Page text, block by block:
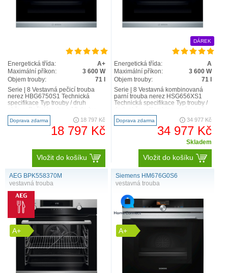
Energetická třída:
A+
Maximální příkon:
3 600 W
Objem trouby:
71 l
Serie | 8 Vestavná pečicí trouba
nerez HBG6750S1 Technická
specifikace Typ trouby / druh
ohřevu: 4D horký vzdu..
Doprava zdarma 18 797 Kč
18 797 Kč
Vložit do košíku
DÁREK
Energetická třída:
A
Maximální příkon:
3 600 W
Objem trouby:
71 l
Serie | 8 Vestavná kombinovaná
parní trouba nerez HSG656XS1
Technická specifikace Typ trouby /
trouba s 14 dru..
Doprava zdarma 34 977 Kč
34 977 Kč
Skladem
Vložit do košíku
AEG BPK558370M
vestavná trouba
A+
Siemens HM676G0S6
vestavná trouba
A+